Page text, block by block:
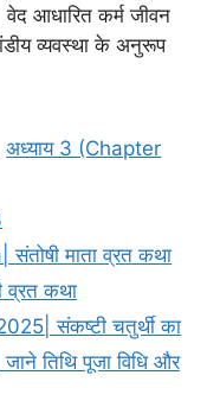
आधारित कर्म जीवन
व्यवस्था के अनुरूप
अध्याय 3 (Chapter
माता व्रत कथा
व्रत कथा
संकष्टी चतुर्थी का
तिथि पूजा विधि और